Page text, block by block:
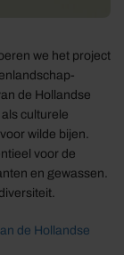
we het project
de Hollandse
culturele
wilde bijen.
voor de
en gewassen.
de Hollandse